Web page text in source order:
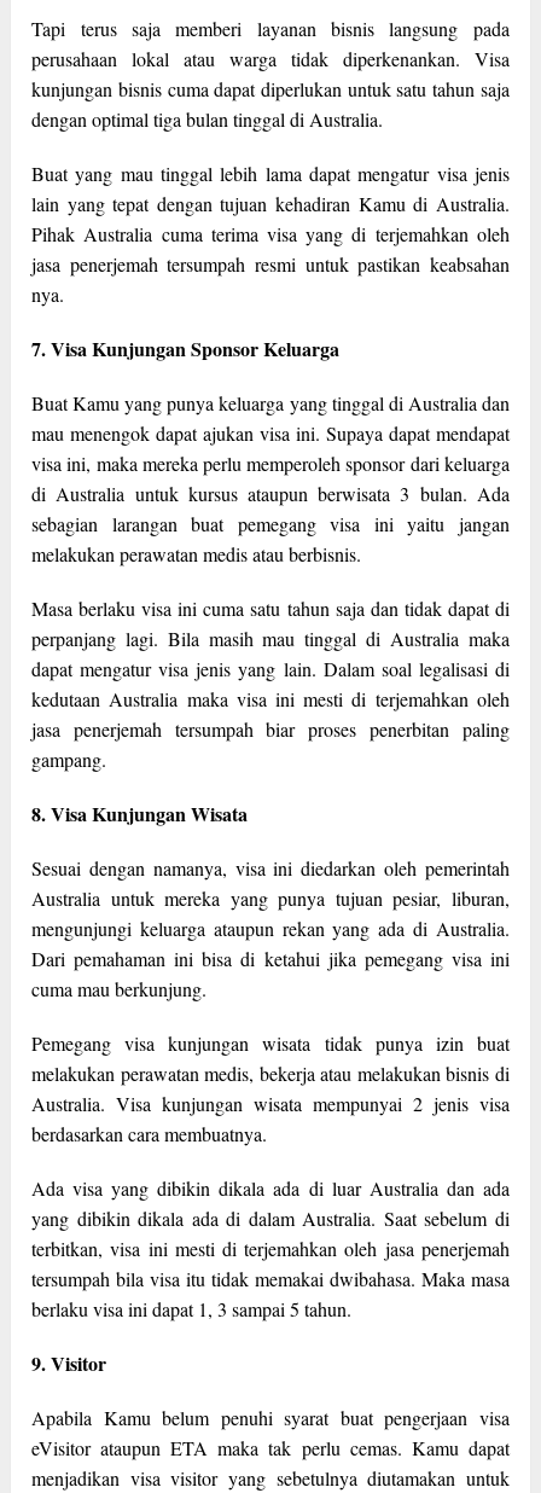
Tapi terus saja memberi layanan bisnis langsung pada
perusahaan lokal atau warga tidak diperkenankan. Visa
kunjungan bisnis cuma dapat diperlukan untuk satu tahun saja
dengan optimal tiga bulan tinggal di Australia.
Buat yang mau tinggal lebih lama dapat mengatur visa jenis
lain yang tepat dengan tujuan kehadiran Kamu di Australia.
Pihak Australia cuma terima visa yang di terjemahkan oleh
jasa penerjemah tersumpah resmi untuk pastikan keabsahan
nya.
7. Visa Kunjungan Sponsor Keluarga
Buat Kamu yang punya keluarga yang tinggal di Australia dan
mau menengok dapat ajukan visa ini. Supaya dapat mendapat
visa ini, maka mereka perlu memperoleh sponsor dari keluarga
di Australia untuk kursus ataupun berwisata 3 bulan. Ada
sebagian larangan buat pemegang visa ini yaitu jangan
melakukan perawatan medis atau berbisnis.
Masa berlaku visa ini cuma satu tahun saja dan tidak dapat di
perpanjang lagi. Bila masih mau tinggal di Australia maka
dapat mengatur visa jenis yang lain. Dalam soal legalisasi di
kedutaan Australia maka visa ini mesti di terjemahkan oleh
jasa penerjemah tersumpah biar proses penerbitan paling
gampang.
8. Visa Kunjungan Wisata
Sesuai dengan namanya, visa ini diedarkan oleh pemerintah
Australia untuk mereka yang punya tujuan pesiar, liburan,
mengunjungi keluarga ataupun rekan yang ada di Australia.
Dari pemahaman ini bisa di ketahui jika pemegang visa ini
cuma mau berkunjung.
Pemegang visa kunjungan wisata tidak punya izin buat
melakukan perawatan medis, bekerja atau melakukan bisnis di
Australia. Visa kunjungan wisata mempunyai 2 jenis visa
berdasarkan cara membuatnya.
Ada visa yang dibikin dikala ada di luar Australia dan ada
yang dibikin dikala ada di dalam Australia. Saat sebelum di
terbitkan, visa ini mesti di terjemahkan oleh jasa penerjemah
tersumpah bila visa itu tidak memakai dwibahasa. Maka masa
berlaku visa ini dapat 1, 3 sampai 5 tahun.
9. Visitor
Apabila Kamu belum penuhi syarat buat pengerjaan visa
eVisitor ataupun ETA maka tak perlu cemas. Kamu dapat
menjadikan visa visitor yang sebetulnya diutamakan untuk